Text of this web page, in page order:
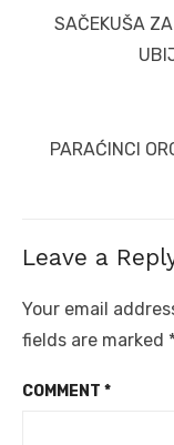
navigation
Previous
SAČEKUŠA
Next
PARAĆINCI
Leave a
Your email
fields are marked
COMMENT *